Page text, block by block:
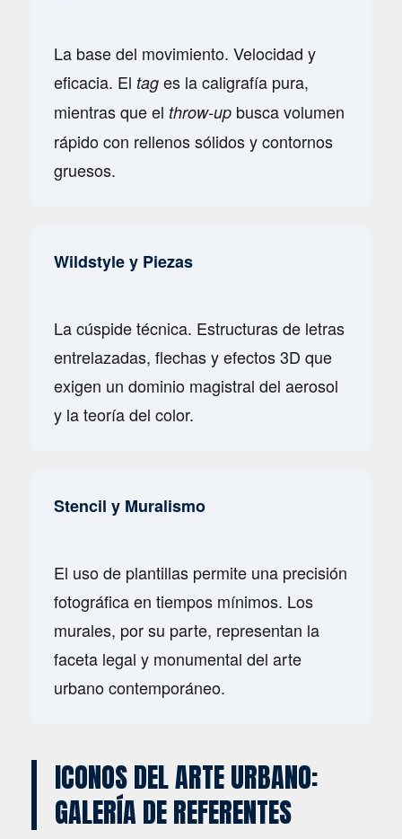
La base del movimiento. Velocidad y
eficacia. El tag es la caligrafía pura,
mientras que el throw-up busca volumen
rápido con rellenos sólidos y contornos
gruesos.
Wildstyle y Piezas
La cúspide técnica. Estructuras de letras
entrelazadas, flechas y efectos 3D que
exigen un dominio magistral del aerosol
y la teoría del color.
Stencil y Muralismo
El uso de plantillas permite una precisión
fotográfica en tiempos mínimos. Los
murales, por su parte, representan la
faceta legal y monumental del arte
urbano contemporáneo.
ICONOS DEL ARTE URBANO:
GALERÍA DE REFERENTES